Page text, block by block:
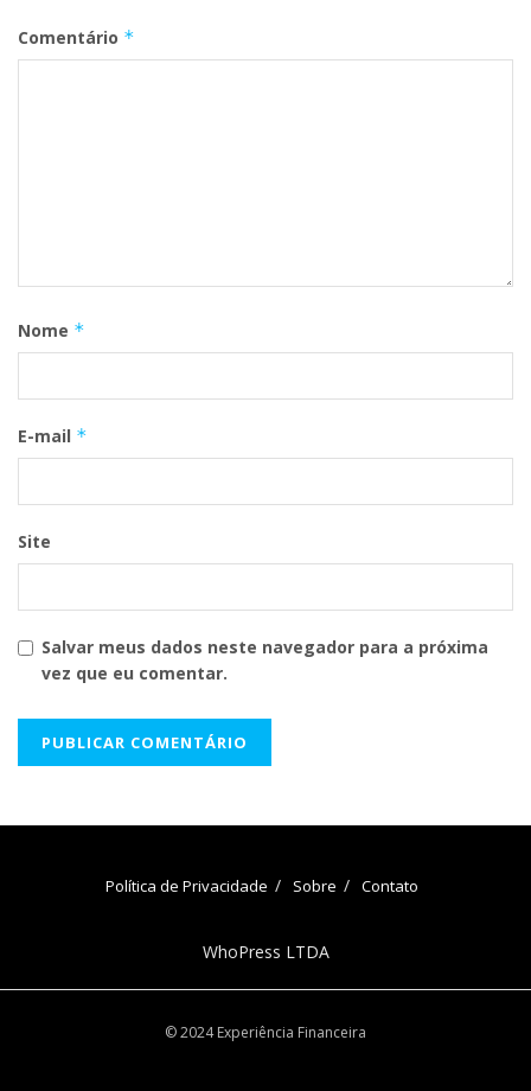
Comentário *
Nome *
E-mail *
Site
Salvar meus dados neste navegador para a próxima
vez que eu comentar.
Política de Privacidade Sobre Contato
WhoPress LTDA
© 2024 Experiência Financeira